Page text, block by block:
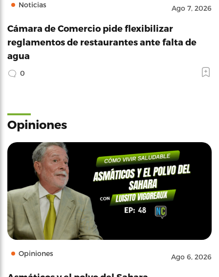
Noticias Ago 7, 2026
Cámara de Comercio pide flexibilizar
reglamentos de restaurantes ante falta de
agua
0
Opiniones
Opiniones Ago 6, 2026